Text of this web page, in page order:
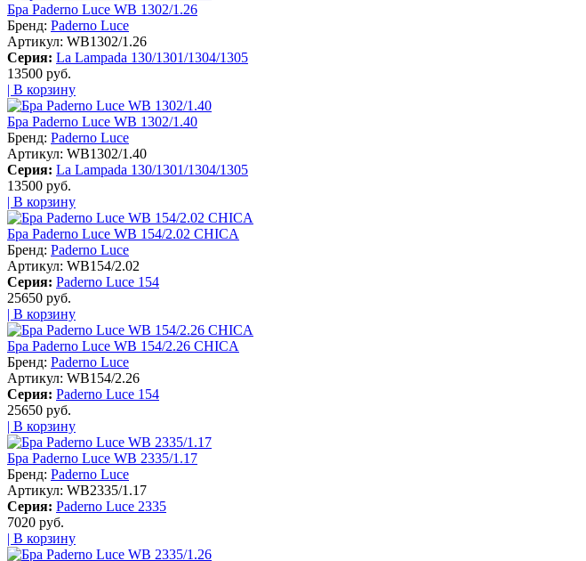
Бра Paderno Luce WB 1302/1.26
Бренд: Paderno Luce
Артикул: WB1302/1.26
Серия: La Lampada 130/1301/1304/1305
13500 руб.
| В корзину
Бра Paderno Luce WB 1302/1.40
Бренд: Paderno Luce
Артикул: WB1302/1.40
Серия: La Lampada 130/1301/1304/1305
13500 руб.
| В корзину
Бра Paderno Luce WB 154/2.02 CHICA
Бренд: Paderno Luce
Артикул: WB154/2.02
Серия: Paderno Luce 154
25650 руб.
| В корзину
Бра Paderno Luce WB 154/2.26 CHICA
Бренд: Paderno Luce
Артикул: WB154/2.26
Серия: Paderno Luce 154
25650 руб.
| В корзину
Бра Paderno Luce WB 2335/1.17
Бренд: Paderno Luce
Артикул: WB2335/1.17
Серия: Paderno Luce 2335
7020 руб.
| В корзину